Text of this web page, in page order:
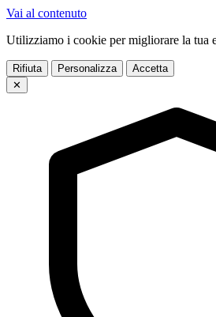
Vai al contenuto
Utilizziamo i cookie per migliorare la tua
Rifiuta Personalizza
Accetta
✕